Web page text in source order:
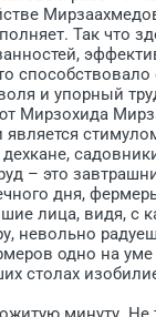
Так что
и упорный
Мирзохида
является
– это
дня,
лица, видя,
невольно
одно на
столах